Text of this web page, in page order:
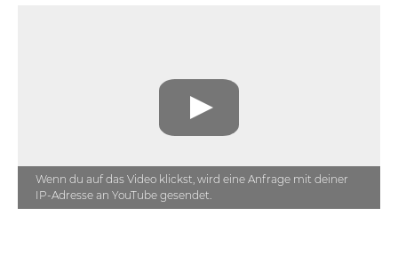
Wenn du auf das Video klickst, wird eine Anfrage mit deiner
IP-Adresse an YouTube gesendet.